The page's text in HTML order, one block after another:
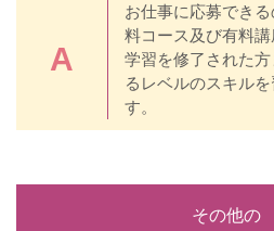
A
お仕事に応募でき
料コース及び有料講
学習を修了された
るレベルのスキル
す。
その他の